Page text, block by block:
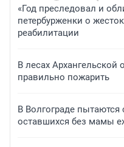
«Год преследовал и
петербурженки о
реабилитации
В лесах Архангельской
правильно пожарить
В Волгограде пытаются
оставшихся без мамы